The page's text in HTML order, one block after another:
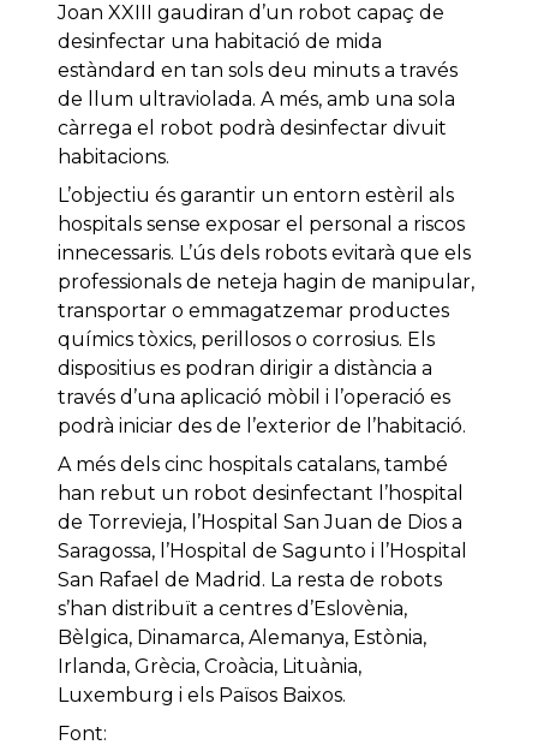
Joan XXIII gaudiran d’un robot capaç de
desinfectar una habitació de mida
estàndard en tan sols deu minuts a través
de llum ultraviolada. A més, amb una sola
càrrega el robot podrà desinfectar divuit
habitacions.
L’objectiu és garantir un entorn estèril als
hospitals sense exposar el personal a riscos
innecessaris. L’ús dels robots evitarà que els
professionals de neteja hagin de manipular,
transportar o emmagatzemar productes
químics tòxics, perillosos o corrosius. Els
dispositius es podran dirigir a distància a
través d’una aplicació mòbil i l’operació es
podrà iniciar des de l’exterior de l’habitació.
A més dels cinc hospitals catalans, també
han rebut un robot desinfectant l’hospital
de Torrevieja, l’Hospital San Juan de Dios a
Saragossa, l’Hospital de Sagunto i l’Hospital
San Rafael de Madrid. La resta de robots
s’han distribuït a centres d’Eslovènia,
Bèlgica, Dinamarca, Alemanya, Estònia,
Irlanda, Grècia, Croàcia, Lituània,
Luxemburg i els Països Baixos.
Font: